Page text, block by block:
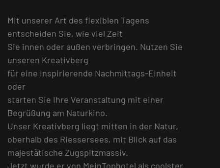
Mit unserer Art des flexiblen Tagens
entscheiden Sie, wie viel Zeit
Sie innen oder außen verbringen. Nutzen Sie
unseren Kreativberg
für eine inspirierende Nachmittags-Einheit
oder
starten Sie Ihre Veranstaltung mit einer
Begrüßung am Naturkino.
Unser Kreativberg liegt mitten in der Natur,
oberhalb des Riessersees, mit Blick auf das
majestätische Zugspitzmassiv.
Jetzt wurde er von MeinTophotel als coolster